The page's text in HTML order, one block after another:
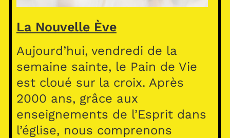
La Nouvelle Ève
Aujourd’hui, vendredi de la
semaine sainte, le Pain de Vie
est cloué sur la croix. Après
2000 ans, grâce aux
enseignements de l’Esprit dans
l’église, nous comprenons